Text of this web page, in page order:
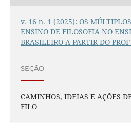
v. 16 n. 1 (2025): OS
ENSINO DE FILOSOFIA NO
BRASILEIRO A PARTIR DO
SEÇÃO
CAMINHOS, IDEIAS E AÇÕES
FILO